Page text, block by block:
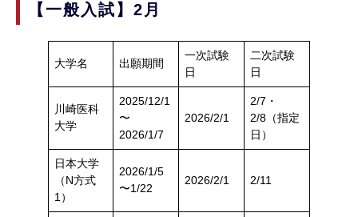
【一般入試】2月
大学名 出願期間
一次試験
日
二次試験
日
川崎医科
大学
2025/12/1
〜
2026/1/7
2026/2/1
2/7・
2/8（指定
日）
日本大学
（N方式
1）
2026/1/5
〜1/22
2026/2/1 2/11